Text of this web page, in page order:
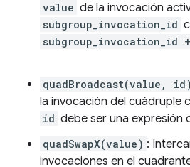
value de la invocación
subgroup_invocation_id
subgroup_invocation_id
quadBroadcast(value, id)
la invocación del cuádruple
id debe ser una expresión
quadSwapX(value) :
invocaciones en el